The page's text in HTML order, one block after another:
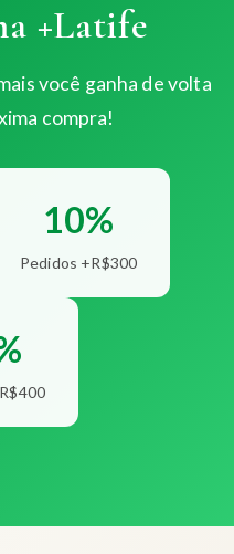
+Latife
você ganha de volta
compra!
10%
Pedidos +R$300